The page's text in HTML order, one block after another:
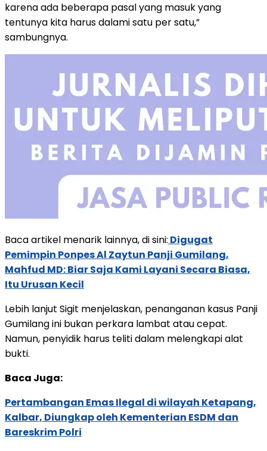
karena ada beberapa pasal yang masuk yang
tentunya kita harus dalami satu per satu,”
sambungnya.
Baca artikel menarik lainnya, di sini: Digugat
Pemimpin Ponpes Al Zaytun Panji Gumilang,
Mahfud MD: Biar Saja Kami Layani Secara Biasa,
Itu Urusan Kecil
Lebih lanjut Sigit menjelaskan, penanganan kasus Panji
Gumilang ini bukan perkara lambat atau cepat.
Namun, penyidik harus teliti dalam melengkapi alat
bukti.
Baca Juga:
Pertambangan Emas Ilegal di wilayah Ketapang,
Kalbar, Diungkap oleh Kementerian ESDM dan
Bareskrim Polri